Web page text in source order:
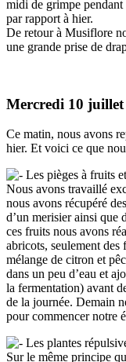
midi de grimpe pendant
par rapport à hier.
De retour à Musiflore
une grande prise de
Mercredi 10 juillet
Ce matin, nous avons
hier. Et voici ce que
Les pièges à fruits
Nous avons travaillé
nous avons récupéré
d’un merisier ainsi que
ces fruits nous avons
abricots, seulement des
mélange de citron et
dans un peu d’eau et
la fermentation) avant
de la journée. Demain
pour commencer notre
Les plantes
Sur le même principe